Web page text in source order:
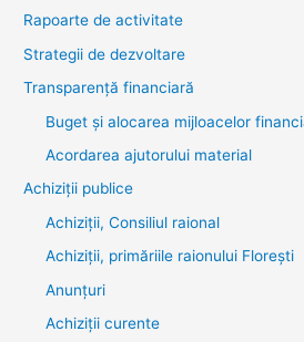
Rapoarte de activitate
Strategii de dezvoltare
Transparenţă financiară
Buget și alocarea mijloacelor
Acordarea ajutorului material
Achiziţii publice
Achiziții, Consiliul raional
Achiziții, primăriile raionului Florești
Anunțuri
Achiziții curente